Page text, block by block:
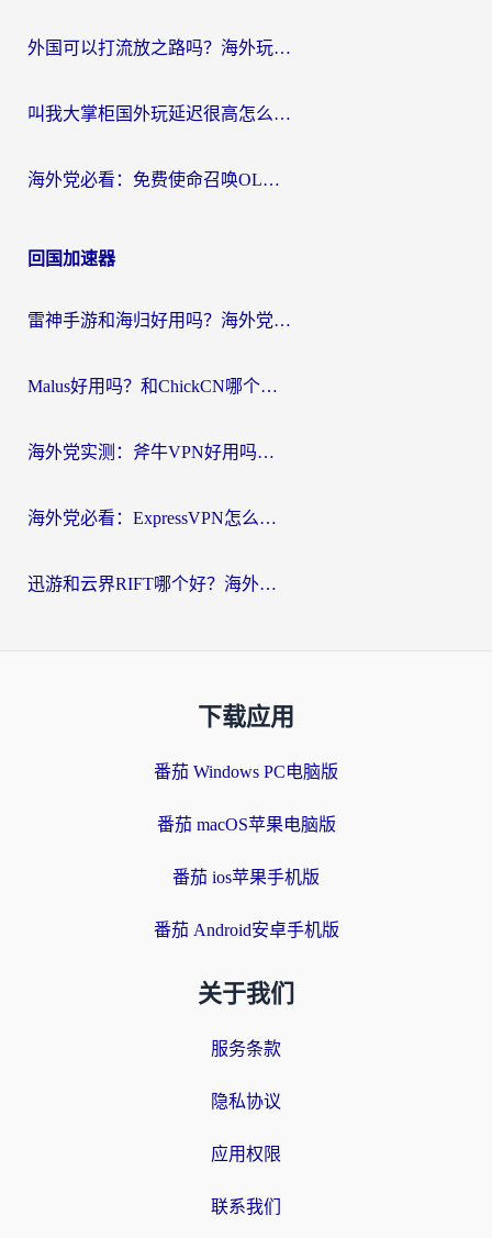
外国可以打流放之路吗？海外玩家国服游戏畅玩终极指南（附实测推荐）
叫我大掌柜国外玩延迟很高怎么办？海外党亲测的国服游戏加速全攻略
海外党必看：免费使命召唤OL加速器怎么选？3个国服游戏加速痛点一次性解决
回国加速器
雷神手游和海归好用吗？海外党亲测3款热门回国加速器+番茄加速器深度体验
Malus好用吗？和ChickCN哪个好？海外党亲测：选对回国加速器，追剧游戏不卡顿
海外党实测：斧牛VPN好用吗？和快喵VPN对比哪个回国效果更好？附3款热门加速器深度分析
海外党必看：ExpressVPN怎么样？3步选对回国加速器，无缝刷国内剧玩手游
迅游和云界RIFT哪个好？海外党亲测3款回国加速器，教你无缝刷国内剧玩游戏
下载应用
番茄 Windows PC电脑版
番茄 macOS苹果电脑版
番茄 ios苹果手机版
番茄 Android安卓手机版
关于我们
服务条款
隐私协议
应用权限
联系我们